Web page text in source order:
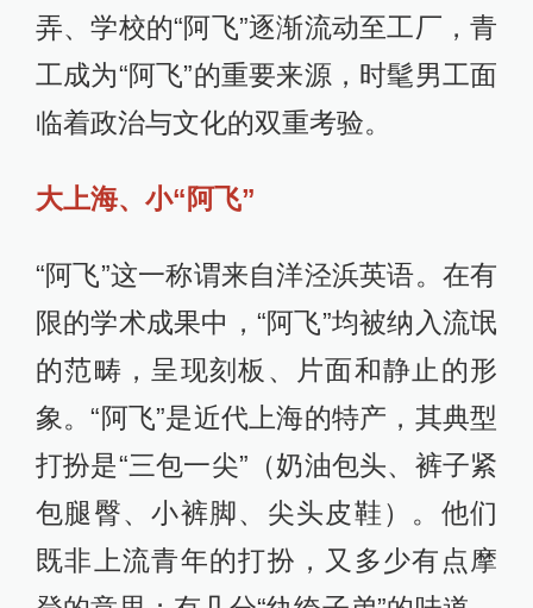
弄、学校的“阿飞”逐渐流动至工厂，青
工成为“阿飞”的重要来源，时髦男工面
临着政治与文化的双重考验。
大上海、小“阿飞”
“阿飞”这一称谓来自洋泾浜英语。在有
限的学术成果中，“阿飞”均被纳入流氓
的范畴，呈现刻板、片面和静止的形
象。“阿飞”是近代上海的特产，其典型
打扮是“三包一尖”（奶油包头、裤子紧
包腿臀、小裤脚、尖头皮鞋）。他们
既非上流青年的打扮，又多少有点摩